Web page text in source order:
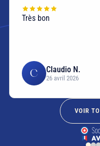
Très bon
C Claudio N.
26 avril 2026
VOIR